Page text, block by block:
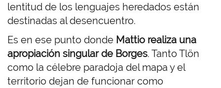
lentitud de los lenguajes heredados están
destinadas al desencuentro.
Es en ese punto donde Mattio realiza una
apropiación singular de Borges. Tanto Tlön
como la célebre paradoja del mapa y el
territorio dejan de funcionar como